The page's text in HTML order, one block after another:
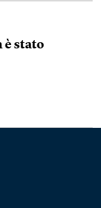
è stato